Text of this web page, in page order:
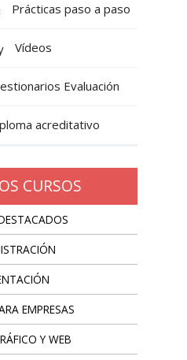
Prácticas paso a paso
Vídeos
Evaluación
acreditativo
CURSOS
EMPRESAS
Y WEB